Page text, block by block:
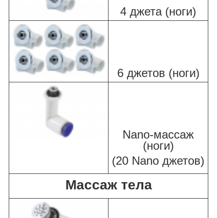
4 джета (ноги)
6 джетов (ноги)
Nano-массаж
(ноги)
(20 Nano джетов)
Массаж тела